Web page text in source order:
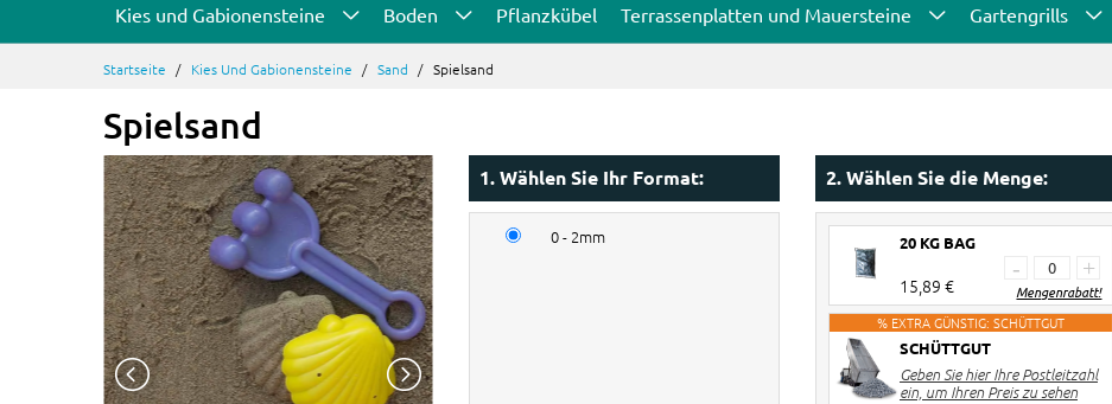
Kies und Gabionensteine Boden Pflanzkübel Terrassenplatten und Mauersteine Gartengrills
Startseite Kies Und Gabionensteine Sand Spielsand
Spielsand
1. Wählen Sie Ihr Format:
0 - 2mm
2. Wählen Sie die Menge:
20 KG BAG
15,89 €
- +
Mengenrabatt!
% EXTRA GÜNSTIG: SCHÜTTGUT
SCHÜTTGUT
Geben Sie hier Ihre Postleitzahl
ein, um Ihren Preis zu sehen